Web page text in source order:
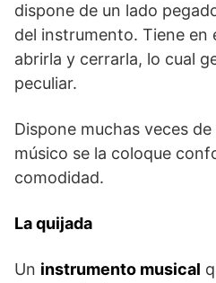
dispone de un lado
del instrumento. Tiene en
abrirla y cerrarla, lo cual
peculiar.
Dispone muchas veces
músico se la coloque
comodidad.
La quijada
Un instrumento musical